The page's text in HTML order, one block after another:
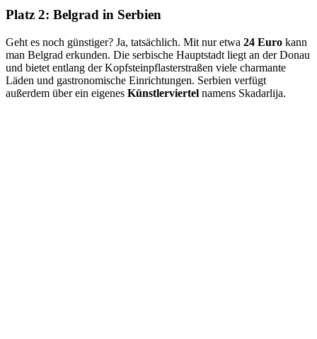
Platz 2: Belgrad in Serbien
Geht es noch günstiger? Ja, tatsächlich. Mit nur etwa 24 Euro kann
man Belgrad erkunden. Die serbische Hauptstadt liegt an der Donau
und bietet entlang der Kopfsteinpflasterstraßen viele charmante
Läden und gastronomische Einrichtungen. Serbien verfügt
außerdem über ein eigenes Künstlerviertel namens Skadarlija.